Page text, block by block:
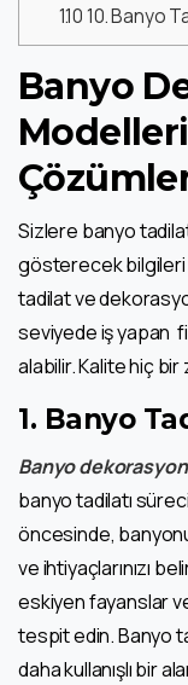
1.1010. Banyo
Banyo
Sizlere banyo
gösterecek bilgileri
tadilat ve
seviyede iş yapan
alabilir. Kalite hiç
1. Banyo
Banyo
banyo tadilatı
öncesinde,
ve ihtiyaçlarınızı
eskiyen fayanslar
tespit edin. Banyo
daha kullanışlı bir